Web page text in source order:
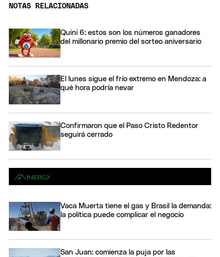
NOTAS RELACIONADAS
Quini 6: estos son los números ganadores
del millonario premio del sorteo aniversario
El lunes sigue el frío extremo en Mendoza: a
qué hora podría nevar
Confirmaron que el Paso Cristo Redentor
seguirá cerrado
Vaca Muerta tiene el gas y Brasil la demanda:
la política puede complicar el negocio
San Juan: comienza la puja por las